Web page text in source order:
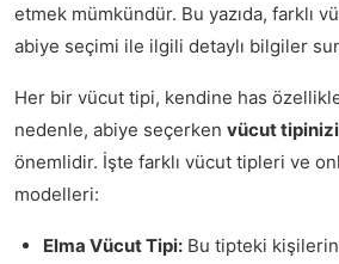
etmek mümkündür. Bu yazıda, farklı
abiye seçimi ile ilgili detaylı bilgiler
Her bir vücut tipi, kendine has
nedenle, abiye seçerken vücut tipinizi
önemlidir. İşte farklı vücut tipleri ve
modelleri:
Elma Vücut Tipi: Bu tipteki